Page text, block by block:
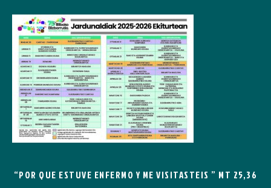
“POR QUE ESTUVE ENFERMO Y ME VISITASTEIS ” MT 25,36